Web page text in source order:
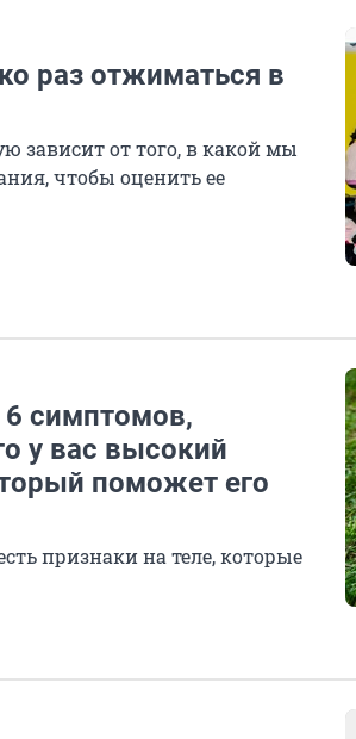
раз отжиматься в
зависит от того, в какой мы
чтобы оценить ее
6 симптомов,
у вас высокий
поможет его
признаки на теле, которые